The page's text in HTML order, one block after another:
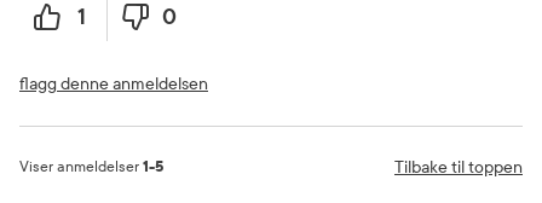
1 0
flagg denne anmeldelsen
Viser anmeldelser 1-5 Tilbake til toppen